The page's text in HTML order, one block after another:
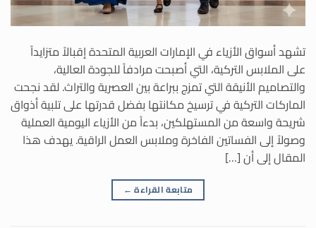
تشهد أسواق الأزياء في الإمارات العربية المتحدة إقبالاً متزايداً
على الملابس التركية، التي أصبحت مرادفاً للجودة العالية،
والتصاميم الأنيقة التي تمزج ببراعة بين العصرية والتراث. لقد نجحت
الماركات التركية في ترسيخ مكانتها بفضل قدرتها على تلبية أذواق
شريحة واسعة من المستهلكين، بدءاً من الأزياء اليومية العملية
وصولاً إلى الفساتين الفاخرة وملابس العمل الراقية. يهدف هذا
المقال إلى أن […]
متابعة القراءة ←